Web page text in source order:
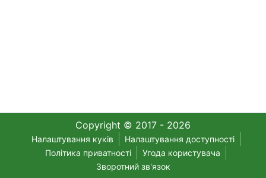
Copyright © 2017 - 2026
Налаштування куків
Налаштування доступності
Політика приватності
Угода користувача
Зворотний зв'язок